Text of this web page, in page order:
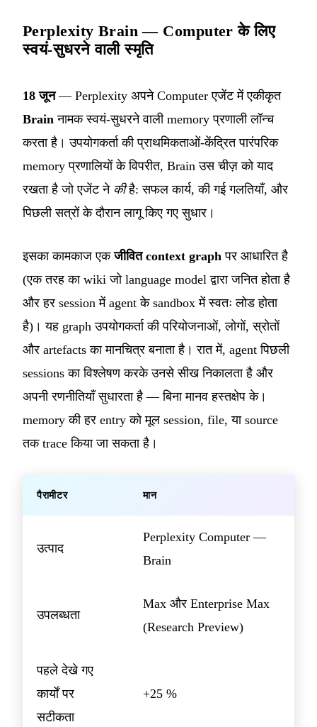
Perplexity Brain — Computer के लिए
स्वयं-सुधरने वाली स्मृति
18 जून— Perplexity अपने Computer एजेंट में एकीकृत
Brain नामक स्वयं-सुधरने वाली memory प्रणाली लॉन्च
करता है। उपयोगकर्ता की प्राथमिकताओं-केंद्रित पारंपरिक
memory प्रणालियों के विपरीत, Brain उस चीज़ को याद
रखता है जो एजेंट ने कीहै: सफल कार्य, की गई गलतियाँ, और
पिछली सत्रों के दौरान लागू किए गए सुधार।
इसका कामकाज एकजीवित context graph पर आधारित है
(एक तरह का wiki जो language model द्वारा जनित होता है
और हर session में agent के sandbox में स्वतः लोड होता
है)। यह graph उपयोगकर्ता की परियोजनाओं, लोगों, स्रोतों
और artefacts का मानचित्र बनाता है। रात में, agent पिछली
sessions का विश्लेषण करके उनसे सीख निकालता है और
अपनी रणनीतियाँ सुधारता है — बिना मानव हस्तक्षेप के।
memory की हर entry को मूल session, file, या source
तक trace किया जा सकता है।
पैरामीटर मान
उत्पाद
Perplexity Computer —
Brain
उपलब्धता
Max और Enterprise Max
(Research Preview)
पहले देखे गए
कार्यों पर
सटीकता
+25 %